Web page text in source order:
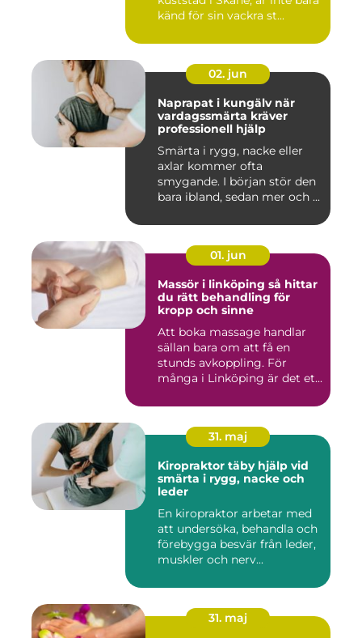
känd för sin vackra st...
02. jun
Naprapat i kungälv när
vardagssmärta kräver
professionell hjälp
Smärta i rygg, nacke eller
axlar kommer ofta
smygande. I början stör den
bara ibland, sedan mer och ...
01. jun
Massör i linköping så hittar
du rätt behandling för
kropp och sinne
Att boka massage handlar
sällan bara om att få en
stunds avkoppling. För
många i Linköping är det et...
31. maj
Kiropraktor täby hjälp vid
smärta i rygg, nacke och
leder
En kiropraktor arbetar med
att undersöka, behandla och
förebygga besvär från leder,
muskler och nerv...
31. maj